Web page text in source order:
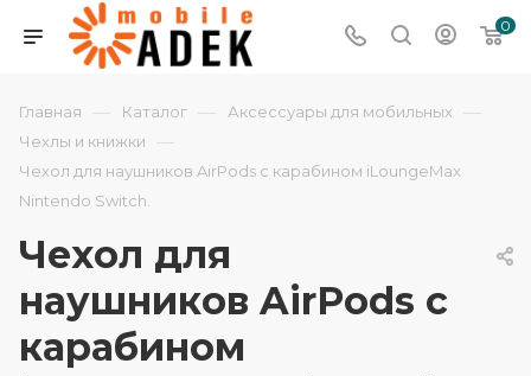
0
Главная — Каталог — Аксессуары для мобильных —
Чехлы и книжки —
Чехол для наушников AirPods с карабином iLoungeMax
Nintendo Switch.
Чехол для
наушников AirPods с
карабином